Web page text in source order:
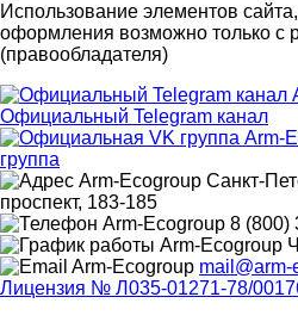
Использование элементов
оформления возможно только с
(правообладателя)
Официальный Telegram канал
группа
Санкт-
проспект, 183-185
8 (800)
mail@arm-
Лицензия № Л035-01271-78/